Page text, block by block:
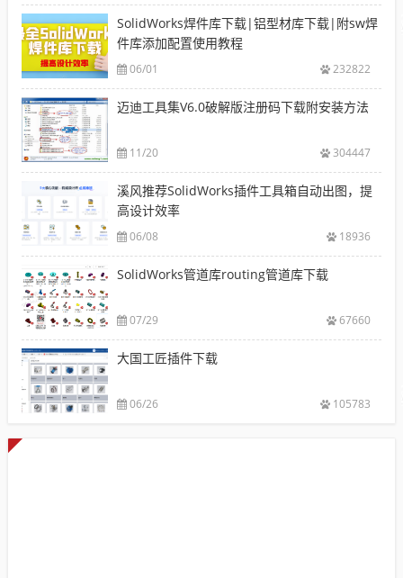
SolidWorks焊件库下载|铝型材库下载|附sw焊
件库添加配置使用教程
06/01 232822
迈迪工具集V6.0破解版注册码下载附安装方法
11/20 304447
溪风推荐SolidWorks插件工具箱自动出图，提
高设计效率
06/08 18936
SolidWorks管道库routing管道库下载
07/29 67660
大国工匠插件下载
06/26 105783